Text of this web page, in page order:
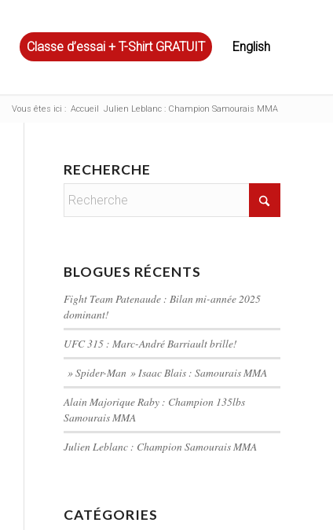
Classe d’essai + T-Shirt GRATUIT English
Vous êtes ici : Accueil Julien Leblanc : Champion Samourais MMA
RECHERCHE
BLOGUES RÉCENTS
Fight Team Patenaude : Bilan mi-année 2025
dominant!
UFC 315 : Marc-André Barriault brille!
» Spider-Man » Isaac Blais : Samourais MMA
Alain Majorique Raby : Champion 135lbs
Samourais MMA
Julien Leblanc : Champion Samourais MMA
CATÉGORIES